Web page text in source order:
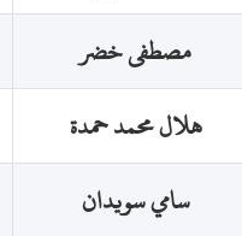
مصطفى خضر
هلال محمد حمدة
سامي سويدان